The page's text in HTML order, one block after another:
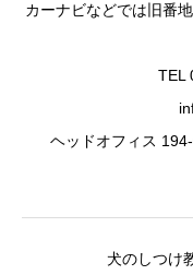
カーナビなどでは旧番
TEL
ヘッドオフィス
犬のしつけ